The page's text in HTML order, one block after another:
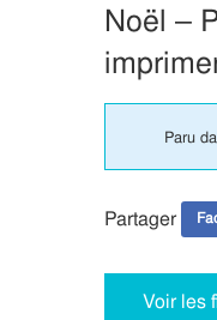
Noël –
Paru
Partager
Voir les